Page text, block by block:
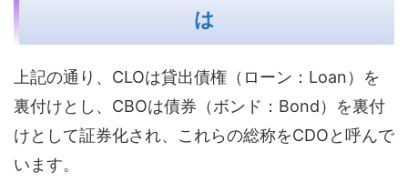
は
上記の通り、CLOは貸出債権（ローン：Loan）を
裏付けとし、CBOは債券（ボンド：Bond）を裏付
けとして証券化され、これらの総称をCDOと呼んで
います。